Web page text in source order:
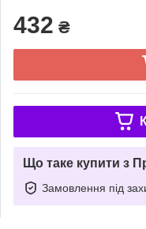
432 ₴
Що таке купити з
Замовлення під